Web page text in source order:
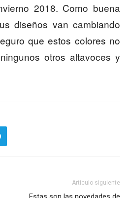
2018. Como buena
diseños van cambiando
que estos colores no
otros altavoces y
Artículo siguiente